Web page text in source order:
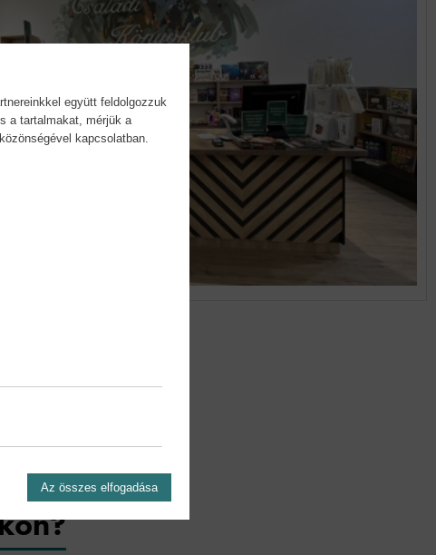
együtt feldolgozzuk
a tartalmakat, mérjük a
kapcsolatban.
Az összes elfogadása